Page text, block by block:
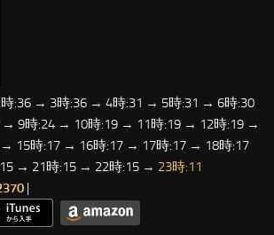
:36 → 3時:36 → 4時:31 → 5時:31 → 6時:30
9時:24 → 10時:19 → 11時:19 → 12時:19 →
15時:17 → 16時:17 → 17時:17 → 18時:17
→ 21時:15 → 22時:15 → 23時:11
|